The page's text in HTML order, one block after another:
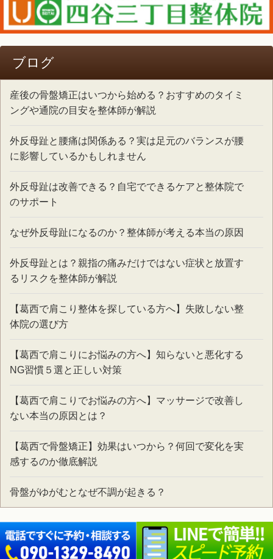
ブログ
産後の骨盤矯正はいつから始める？おすすめのタイミ
ングや通院の目安を整体師が解説
外反母趾と腰痛は関係ある？実は足元のバランスが腰
に影響しているかもしれません
外反母趾は改善できる？自宅でできるケアと整体院で
のサポート
なぜ外反母趾になるのか？整体師が考える本当の原因
外反母趾とは？親指の痛みだけではない症状と放置す
るリスクを整体師が解説
【葛西で肩こり整体を探している方へ】失敗しない整
体院の選び方
【葛西で肩こりにお悩みの方へ】知らないと悪化する
NG習慣５選と正しい対策
【葛西で肩こりでお悩みの方へ】マッサージで改善し
ない本当の原因とは？
【葛西で骨盤矯正】効果はいつから？何回で変化を実
感するのか徹底解説
骨盤がゆがむとなぜ不調が起きる？